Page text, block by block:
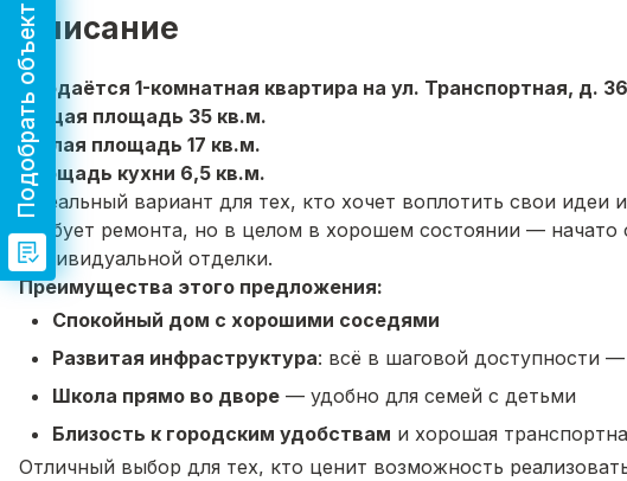
Описание
Продаётся 1-комнатная квартира на ул. Транспортная, д.
Общая площадь 35 кв.м.
Жилая площадь 17 кв.м.
Площадь кухни 6,5 кв.м.
Идеальный вариант для тех, кто хочет воплотить свои идеи
требует ремонта, но в целом в хорошем состоянии — начато
индивидуальной отделки.
Преимущества этого предложения:
Спокойный дом с хорошими соседями
Развитая инфраструктура: всё в шаговой доступности
Школа прямо во дворе — удобно для семей с детьми
Близость к городским удобствам и хорошая
Отличный выбор для тех, кто ценит возможность
Подобрать объект